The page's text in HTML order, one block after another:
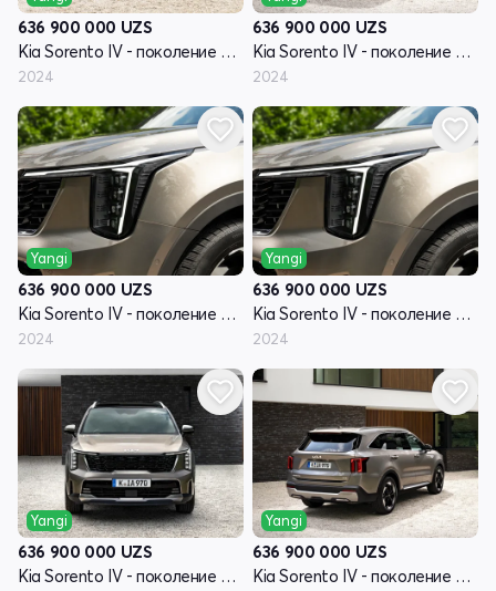
636 900 000 UZS
Kia Sorento IV - поколение рестайлинг
2024
636 900 000 UZS
Kia Sorento IV - поколение рестайлинг
2024
Yangi
636 900 000 UZS
Kia Sorento IV - поколение рестайлинг
2024
Yangi
636 900 000 UZS
Kia Sorento IV - поколение рестайлинг
2024
Yangi
636 900 000 UZS
Kia Sorento IV - поколение рестайлинг
Yangi
636 900 000 UZS
Kia Sorento IV - поколение рестайлинг